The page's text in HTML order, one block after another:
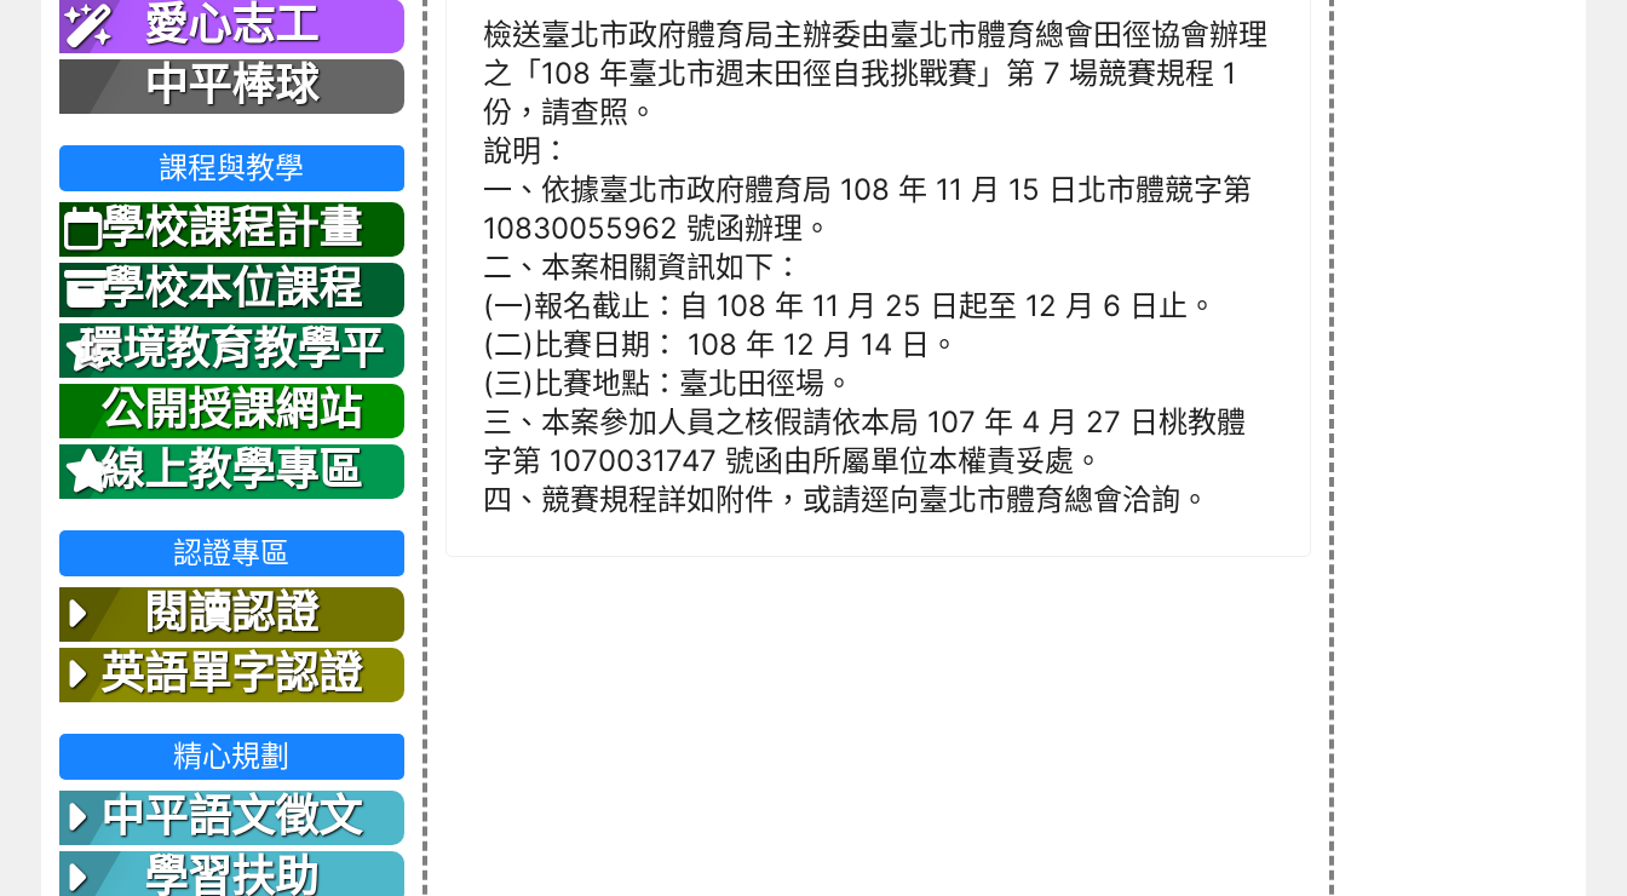
檢送臺北市政府體育局主辦委由臺北市體育總會田徑協會辦理
之「108 年臺北市週末田徑自我挑戰賽」第 7 場競賽規程 1
份，請查照。
說明：
一、依據臺北市政府體育局 108 年 11 月 15 日北市體競字第
10830055962 號函辦理。
二、本案相關資訊如下：
(一)報名截止：自 108 年 11 月 25 日起至 12 月 6 日止。
(二)比賽日期： 108 年 12 月 14 日。
(三)比賽地點：臺北田徑場。
三、本案參加人員之核假請依本局 107 年 4 月 27 日桃教體
字第 1070031747 號函由所屬單位本權責妥處。
四、競賽規程詳如附件，或請逕向臺北市體育總會洽詢。
愛心志工
中平棒球
課程與教學
學校課程計畫
學校本位課程
環境教育教學平
台
公開授課網站
線上教學專區
認證專區
閱讀認證
英語單字認證
精心規劃
中平語文徵文
學習扶助